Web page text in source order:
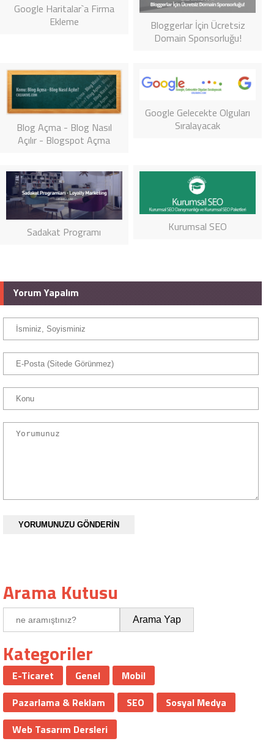
Google Haritalar`a Firma
Ekleme
Bloggerlar İçin Ücretsiz
Domain Sponsorluğu!
Blog Açma - Blog Nasıl
Açılır - Blogspot Açma
Google Gelecekte Olguları
Sıralayacak
Sadakat Programı Kurumsal SEO
Yorum Yapalım
YORUMUNUZU GÖNDERİN
Arama Kutusu
Kategoriler
E-Ticaret Genel
Mobil
Pazarlama & Reklam
SEO
Sosyal Medya
Web Tasarım Dersleri